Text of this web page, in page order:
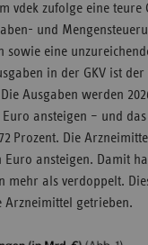
vdek zufolge eine teure
und
sowie eine
in der GKV ist
Ausgaben werden
ansteigen – und
Prozent. Die
ansteigen. Damit
mehr als verdoppelt.
Arzneimittel getrieben.